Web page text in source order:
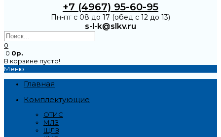
+7 (4967) 95-60-95
Пн-пт с 08 до 17 (обед с 12 до 13)
s-l-k@slkv.ru
0
0 0р.
В корзине пусто!
Меню
Главная
Комплектующие
ОТИС
МЛЗ
ЩЛЗ